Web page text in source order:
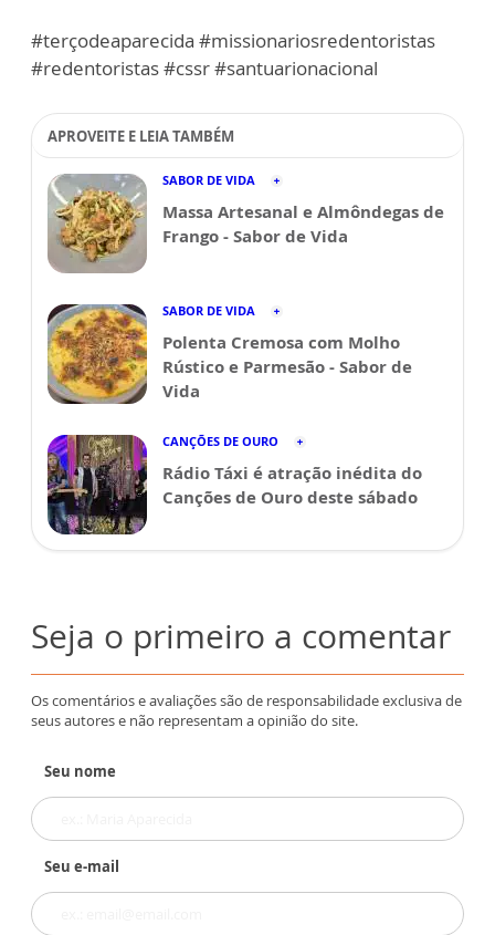
#terçodeaparecida #missionariosredentoristas
#redentoristas #cssr #santuarionacional
APROVEITE E LEIA TAMBÉM
SABOR DE VIDA
Massa Artesanal e Almôndegas de
Frango - Sabor de Vida
SABOR DE VIDA
Polenta Cremosa com Molho
Rústico e Parmesão - Sabor de
Vida
CANÇÕES DE OURO
Rádio Táxi é atração inédita do
Canções de Ouro deste sábado
Seja o primeiro a comentar
Os comentários e avaliações são de responsabilidade exclusiva de
seus autores e não representam a opinião do site.
Seu nome
Seu e-mail